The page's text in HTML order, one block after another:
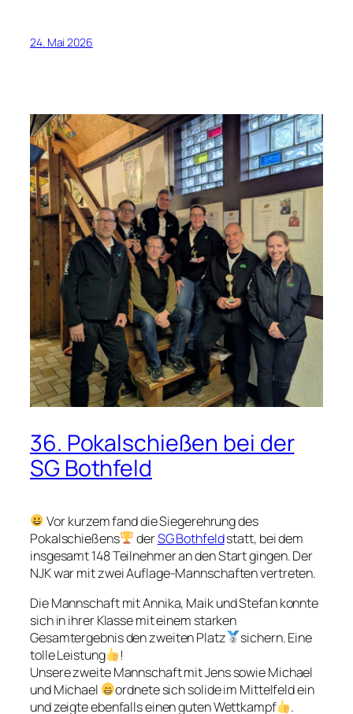
24. Mai 2026
36. Pokalschießen bei der
SG Bothfeld
Vor kurzem fand die Siegerehrung des
Pokalschießens
derSG Bothfeldstatt, bei dem
insgesamt 148 Teilnehmer an den Start gingen. Der
NJK war mit zwei Auflage-Mannschaften vertreten.
Die Mannschaft mit Annika, Maik und Stefan konnte
sich in ihrer Klasse mit einem starken
Gesamtergebnis den zweiten Platz
sichern. Eine
tolle Leistung
!
Unsere zweite Mannschaft mit Jens sowie Michael
und Michael
ordnete sich solide im Mittelfeld ein
und zeigte ebenfalls einen guten Wettkampf
.